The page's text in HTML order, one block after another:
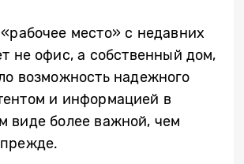
место» с недавних
не офис, а собственный дом,
возможность надежного
и информацией в
виде более важной, чем